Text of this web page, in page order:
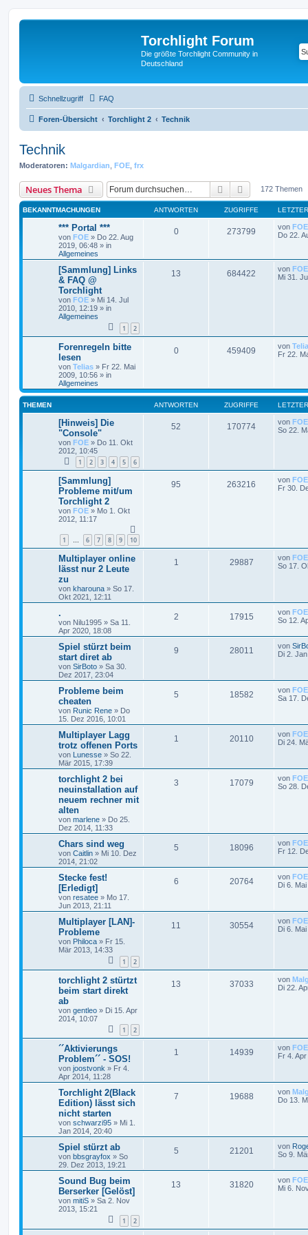
Torchlight Forum
Die größte Torchlight Community in
Deutschland
Schnellzugriff FAQ
Foren-Übersicht Torchlight 2 Technik
Technik
Moderatoren: Malgardian FOE frx
Neues Thema Suche Erweiterte
172 Themen
BEKANNTMACHUNGEN ANTWORTEN ZUGRIFFE
*** Portal ***
von FOE » Do 22. Aug
2019, 06:48 » in
Allgemeines
0 273799 von FOE
Do 22.
[Sammlung] Links
& FAQ @
Torchlight
von FOE » Mi 14. Jul
2010, 12:19 » in
Allgemeines
1 2
13 684422 von FOE
Mi 31.
Forenregeln bitte
lesen
von Telias » Fr 22. Mai
2009, 10:56 » in
Allgemeines
0 459409 von
Fr 22.
THEMEN ANTWORTEN ZUGRIFFE
[Hinweis] Die
"Console"
von FOE » Do 11. Okt
2012, 10:45
1 2 3 4 5 6
52 170774 von FOE
So 22.
[Sammlung]
Probleme mit/um
Torchlight 2
von FOE » Mo 1. Okt
2012, 11:17
1 … 6 7 8 9 10
95 263216 von FOE
Fr 30.
Multiplayer online
lässt nur 2 Leute
zu
von kharouna » So 17.
Okt 2021, 12:11
1 29887 von FOE
So 17.
.
von Nilu1995 » Sa 11.
Apr 2020, 18:08
2 17915 von FOE
So 12.
Spiel stürzt beim
start diret ab
von SirBoto » Sa 30.
Dez 2017, 23:04
9 28011 von
Di 2.
Probleme beim
cheaten
von Runic Rene » Do
15. Dez 2016, 10:01
5 18582 von FOE
Sa 17.
Multiplayer Lagg
trotz offenen Ports
von Lunesse » So 22.
Mär 2015, 17:39
1 20110 von FOE
Di 24.
torchlight 2 bei
neuinstallation auf
neuem rechner mit
alten
von marlene » Do 25.
Dez 2014, 11:33
3 17079 von FOE
So 28.
Chars sind weg
von Caitlin » Mi 10. Dez
2014, 21:02
5 18096 von FOE
Fr 12.
Stecke fest!
[Erledigt]
von resatee » Mo 17.
Jun 2013, 21:11
6 20764 von FOE
Di 6.
Multiplayer [LAN]-
Probleme
von Philoca » Fr 15.
Mär 2013, 14:33
1 2
11 30554 von FOE
Di 6.
torchlight 2 stürtzt
beim start direkt
ab
von gentleo » Di 15. Apr
2014, 10:07
1 2
13 37033 von
Di 22.
´´Aktivierungs
Problem´´ - SOS!
von joostvonk » Fr 4.
Apr 2014, 11:28
1 14939 von FOE
Fr 4.
Torchlight 2(Black
Edition) lässt sich
nicht starten
von schwarzi95 » Mi 1.
Jan 2014, 20:40
7 19688 von
Do 13.
Spiel stürzt ab
von bbsgrayfox » So
29. Dez 2013, 19:21
5 21201 von
So 9.
Sound Bug beim
Berserker [Gelöst]
von mitiS » Sa 2. Nov
2013, 15:21
1 2
13 31820 von FOE
Mi 6.